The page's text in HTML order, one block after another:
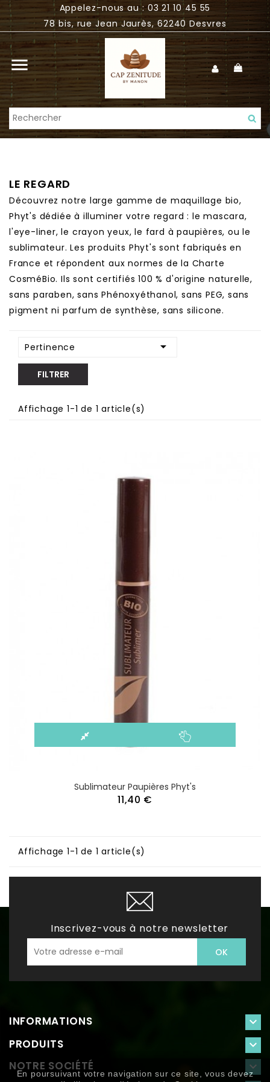
Appelez-nous au : 03 21 10 45 55
78 bis, rue Jean Jaurès, 62240 Desvres

LE REGARD
Découvrez notre large gamme de maquillage bio,
Phyt's dédiée à illuminer votre regard : le mascara,
l'eye-liner, le crayon yeux, le fard à paupières, ou le
sublimateur. Les produits Phyt's sont fabriqués en
France et répondent aux normes de la Charte
CosméBio. Ils sont certifiés 100 % d'origine naturelle,
sans paraben, sans Phénoxyéthanol, sans PEG, sans
pigment ni parfum de synthèse, sans silicone.
Pertinence 
FILTRER
Affichage 1-1 de 1 article(s)
Sublimateur Paupières Phyt's
11,40 €
Affichage 1-1 de 1 article(s)
Inscrivez-vous à notre newsletter
INFORMATIONS

PRODUITS

NOTRE SOCIÉTÉ

En poursuivant votre navigation sur ce site, vous devez